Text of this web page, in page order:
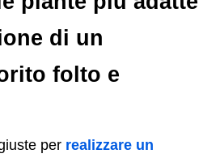
di un
folto e
per realizzare un